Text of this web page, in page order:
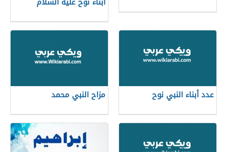
عدد أبناء النبي نوح مزاح النبي محمد